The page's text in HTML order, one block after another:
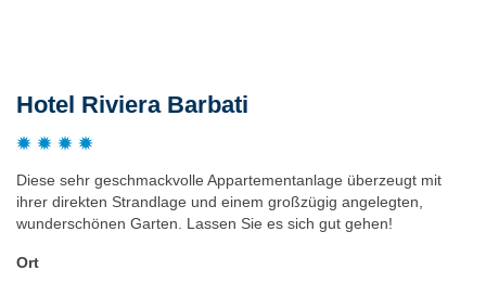
Hotel Riviera Barbati
Diese sehr geschmackvolle Appartementanlage überzeugt mit
ihrer direkten Strandlage und einem großzügig angelegten,
wunderschönen Garten. Lassen Sie es sich gut gehen!
Ort